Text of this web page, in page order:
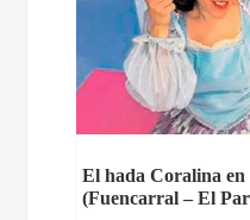
El hada Coralina en
(Fuencarral – El